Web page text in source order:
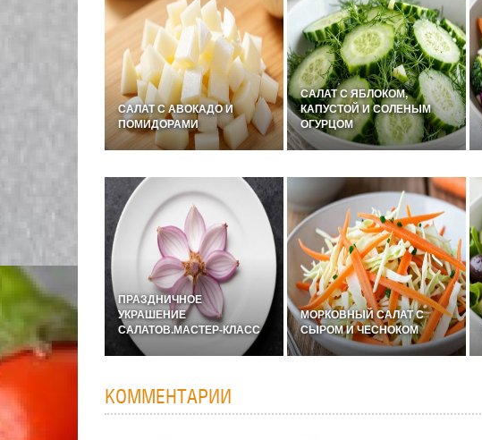
САЛАТ С АВОКАДО И
ПОМИДОРАМИ
САЛАТ С ЯБЛОКОМ,
КАПУСТОЙ И СОЛЕНЫМ
ОГУРЦОМ
ПРАЗДНИЧНОЕ
УКРАШЕНИЕ
САЛАТОВ.МАСТЕР-КЛАСС
МОРКОВНЫЙ САЛАТ С
СЫРОМ И ЧЕСНОКОМ
КОММЕНТАРИИ